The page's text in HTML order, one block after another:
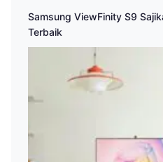
Samsung ViewFinity S9
Terbaik